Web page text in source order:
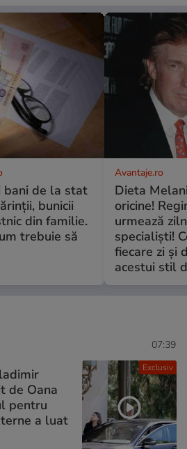
de la stat
bunicii
din familie.
trebuie să
Avantaje.ro
Dieta
oricine!
urmează
specialiști!
fiecare zi și
acestui stil
Exclusiv
07:39
de Oana
pentru
a luat